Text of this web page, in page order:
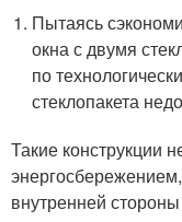
Пытаясь
окна с двумя
по
стеклопакета
Такие конструкции
внутренней стороны